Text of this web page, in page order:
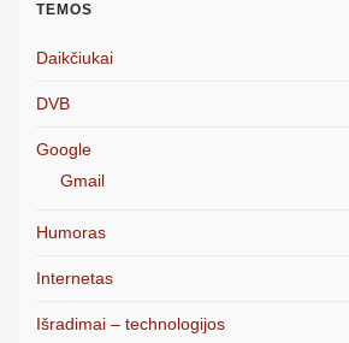
TEMOS
Daikčiukai
DVB
Google
Gmail
Humoras
Internetas
Išradimai – technologijos